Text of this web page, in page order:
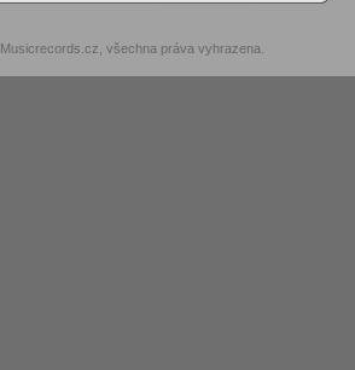
Musicrecords.cz , všechna práva vyhrazena.